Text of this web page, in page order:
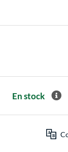
En stock